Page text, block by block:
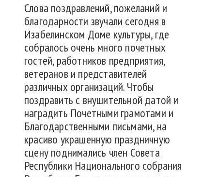
Слова поздравлений, пожеланий и
благодарности звучали сегодня в
Изабелинском Доме культуры, где
собралось очень много почетных
гостей, работников предприятия,
ветеранов и представителей
различных организаций. Чтобы
поздравить с внушительной датой и
наградить Почетными грамотами и
Благодарственными письмами, на
красиво украшенную праздничную
сцену поднимались член Совета
Республики Национального собрания